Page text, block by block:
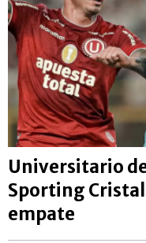
Universitario
Sporting
empate